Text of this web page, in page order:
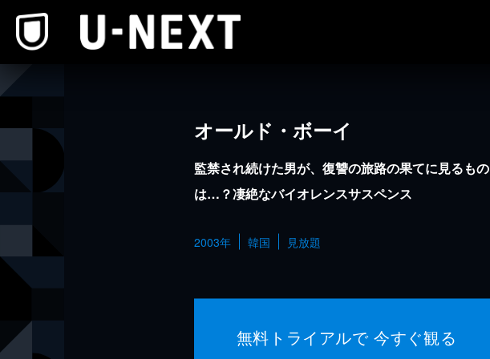
オールド・ボーイ
監禁され続けた男が、復讐の旅路の果てに見るもの
は…？凄絶なバイオレンスサスペンス
2003年 韓国 見放題
無料トライアルで 今すぐ観る